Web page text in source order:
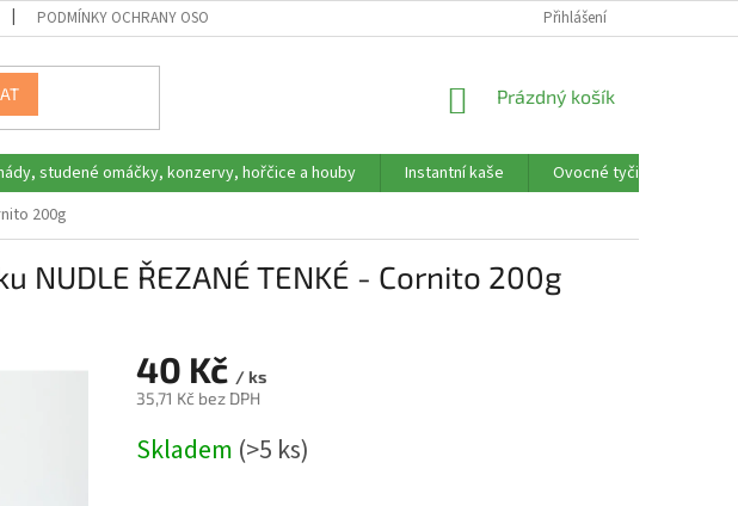
PODMÍNKY OCHRANY OSOBNÍCH ÚDAJŮ Přihlášení
NÁKUPNÍ
Prázdný košík
studené omáčky, konzervy, hořčice a houby Instantní kaše
Ovocné tyčinky,
200g
NUDLE ŘEZANÉ TENKÉ - Cornito 200g
40 Kč / ks
35,71 Kč bez DPH
cena:
Skladem (>5 ks)